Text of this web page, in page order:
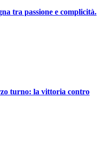
tra passione e complicità.
turno: la vittoria contro